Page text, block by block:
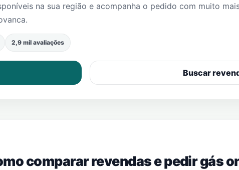
na sua região e acompanha o pedido com muito
.
2,9 mil avaliações
Buscar
comparar revendas e pedir gás